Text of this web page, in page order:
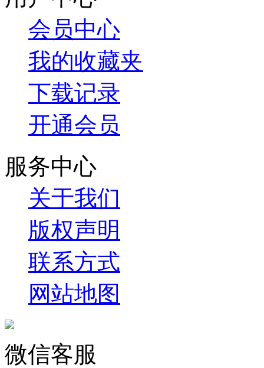
会员中心
我的收藏夹
下载记录
开通会员
服务中心
关于我们
版权声明
联系方式
网站地图
微信客服